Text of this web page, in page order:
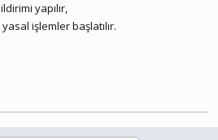
yapılır,
işlemler başlatılır.